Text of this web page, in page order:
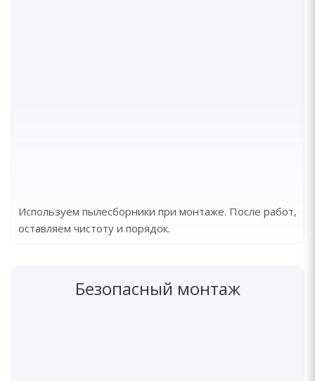
Используем пылесборники при монтаже. После работ,
оставляем чистоту и порядок.
Безопасный монтаж